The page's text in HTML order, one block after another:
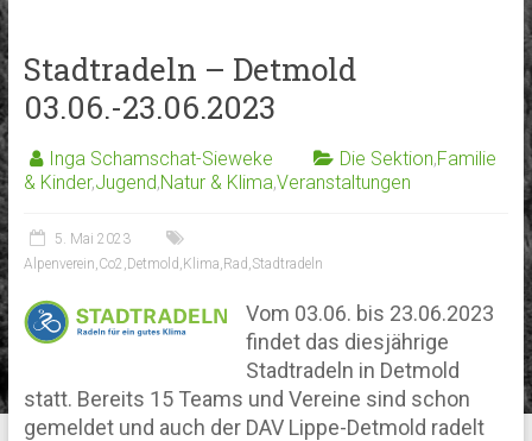
Stadtradeln – Detmold
03.06.-23.06.2023
Inga Schamschat-Sieweke Die Sektion,Familie
& Kinder,Jugend,Natur & Klima,Veranstaltungen
5. Mai 2023
Alpenverein Co2 Detmold Klima Rad Stadtradeln
Vom 03.06. bis 23.06.2023
findet das diesjährige
Stadtradeln in Detmold
statt. Bereits 15 Teams und Vereine sind schon
gemeldet und auch der DAV Lippe-Detmold radelt